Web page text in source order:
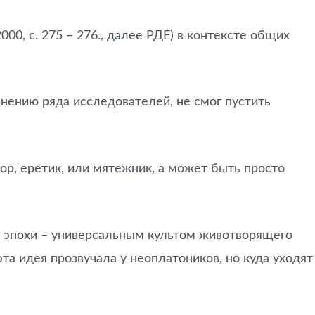
с. 275 – 276., далее РДЕ) в контексте общих
ряда исследователей, не смог пустить
еретик, или мятежник, а может быть просто
– универсальным культом животворящего
идея прозвучала у неоплатоников, но куда уходят